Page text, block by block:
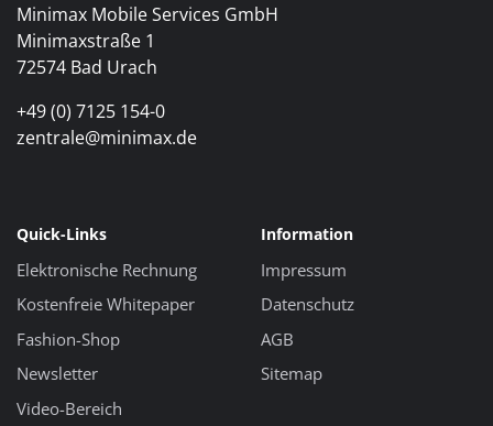
Minimax Mobile Services GmbH
Minimaxstraße 1
72574 Bad Urach
+49 (0) 7125 154-0
zentrale@minimax.de
Quick-Links
Elektronische Rechnung
Kostenfreie Whitepaper
Fashion-Shop
Newsletter
Video-Bereich
Information
Impressum
Datenschutz
AGB
Sitemap